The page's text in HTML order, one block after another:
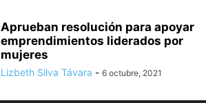
Aprueban resolución para apoyar
emprendimientos liderados por
mujeres
Lizbeth Silva Távara - 6 octubre, 2021